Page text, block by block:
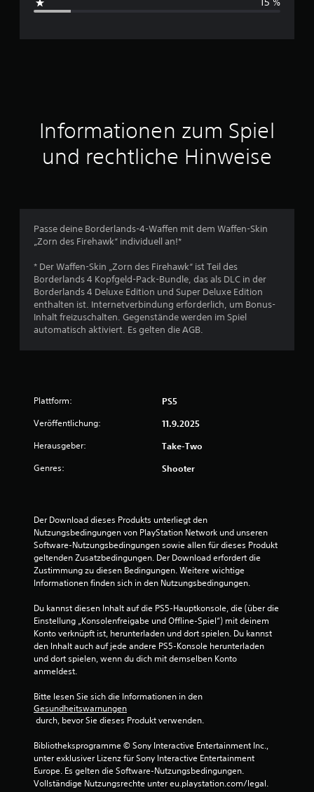
h
t
t
i
c
e
B
w
:
4
2
v
Informationen zum Spiel
und rechtliche Hinweise
Passe deine Borderlands-4-Waffen mit dem Waffen-Skin
„Zorn des Firehawk“ individuell an!*
* Der Waffen-Skin „Zorn des Firehawk“ ist Teil des
Borderlands 4 Kopfgeld-Pack-Bundle, das als DLC in der
Borderlands 4 Deluxe Edition und Super Deluxe Edition
enthalten ist. Internetverbindung erforderlich, um Bonus-
Inhalt freizuschalten. Gegenstände werden im Spiel
automatisch aktiviert. Es gelten die AGB.
Plattform: PS5
Veröffentlichung: 11.9.2025
Herausgeber: Take-Two
Genres: Shooter
Der Download dieses Produkts unterliegt den
Nutzungsbedingungen von PlayStation Network und unseren
Software-Nutzungsbedingungen sowie allen für dieses Produkt
geltenden Zusatzbedingungen. Der Download erfordert die
Zustimmung zu diesen Bedingungen. Weitere wichtige
Informationen finden sich in den Nutzungsbedingungen.
Du kannst diesen Inhalt auf die PS5-Hauptkonsole, die (über die
Einstellung „Konsolenfreigabe und Offline-Spiel“) mit deinem
Konto verknüpft ist, herunterladen und dort spielen. Du kannst
den Inhalt auch auf jede andere PS5-Konsole herunterladen
und dort spielen, wenn du dich mit demselben Konto
anmeldest.
Bitte lesen Sie sich die Informationen in den
Gesundheitswarnungen
durch, bevor Sie dieses Produkt verwenden.
Bibliotheksprogramme © Sony Interactive Entertainment Inc.,
unter exklusiver Lizenz für Sony Interactive Entertainment
Europe. Es gelten die Software-Nutzungsbedingungen.
Vollständige Nutzungsrechte unter eu.playstation.com/legal.